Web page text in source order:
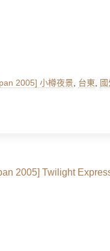
2005] 小樽夜景 台東
2005] Twilight